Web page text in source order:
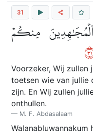
31
مِنكُمۡ
Voorzeker, Wij
toetsen wie van jullie
zijn. En Wij zullen
onthullen.
M. F. Abdasalaam
Walanabluwannakum